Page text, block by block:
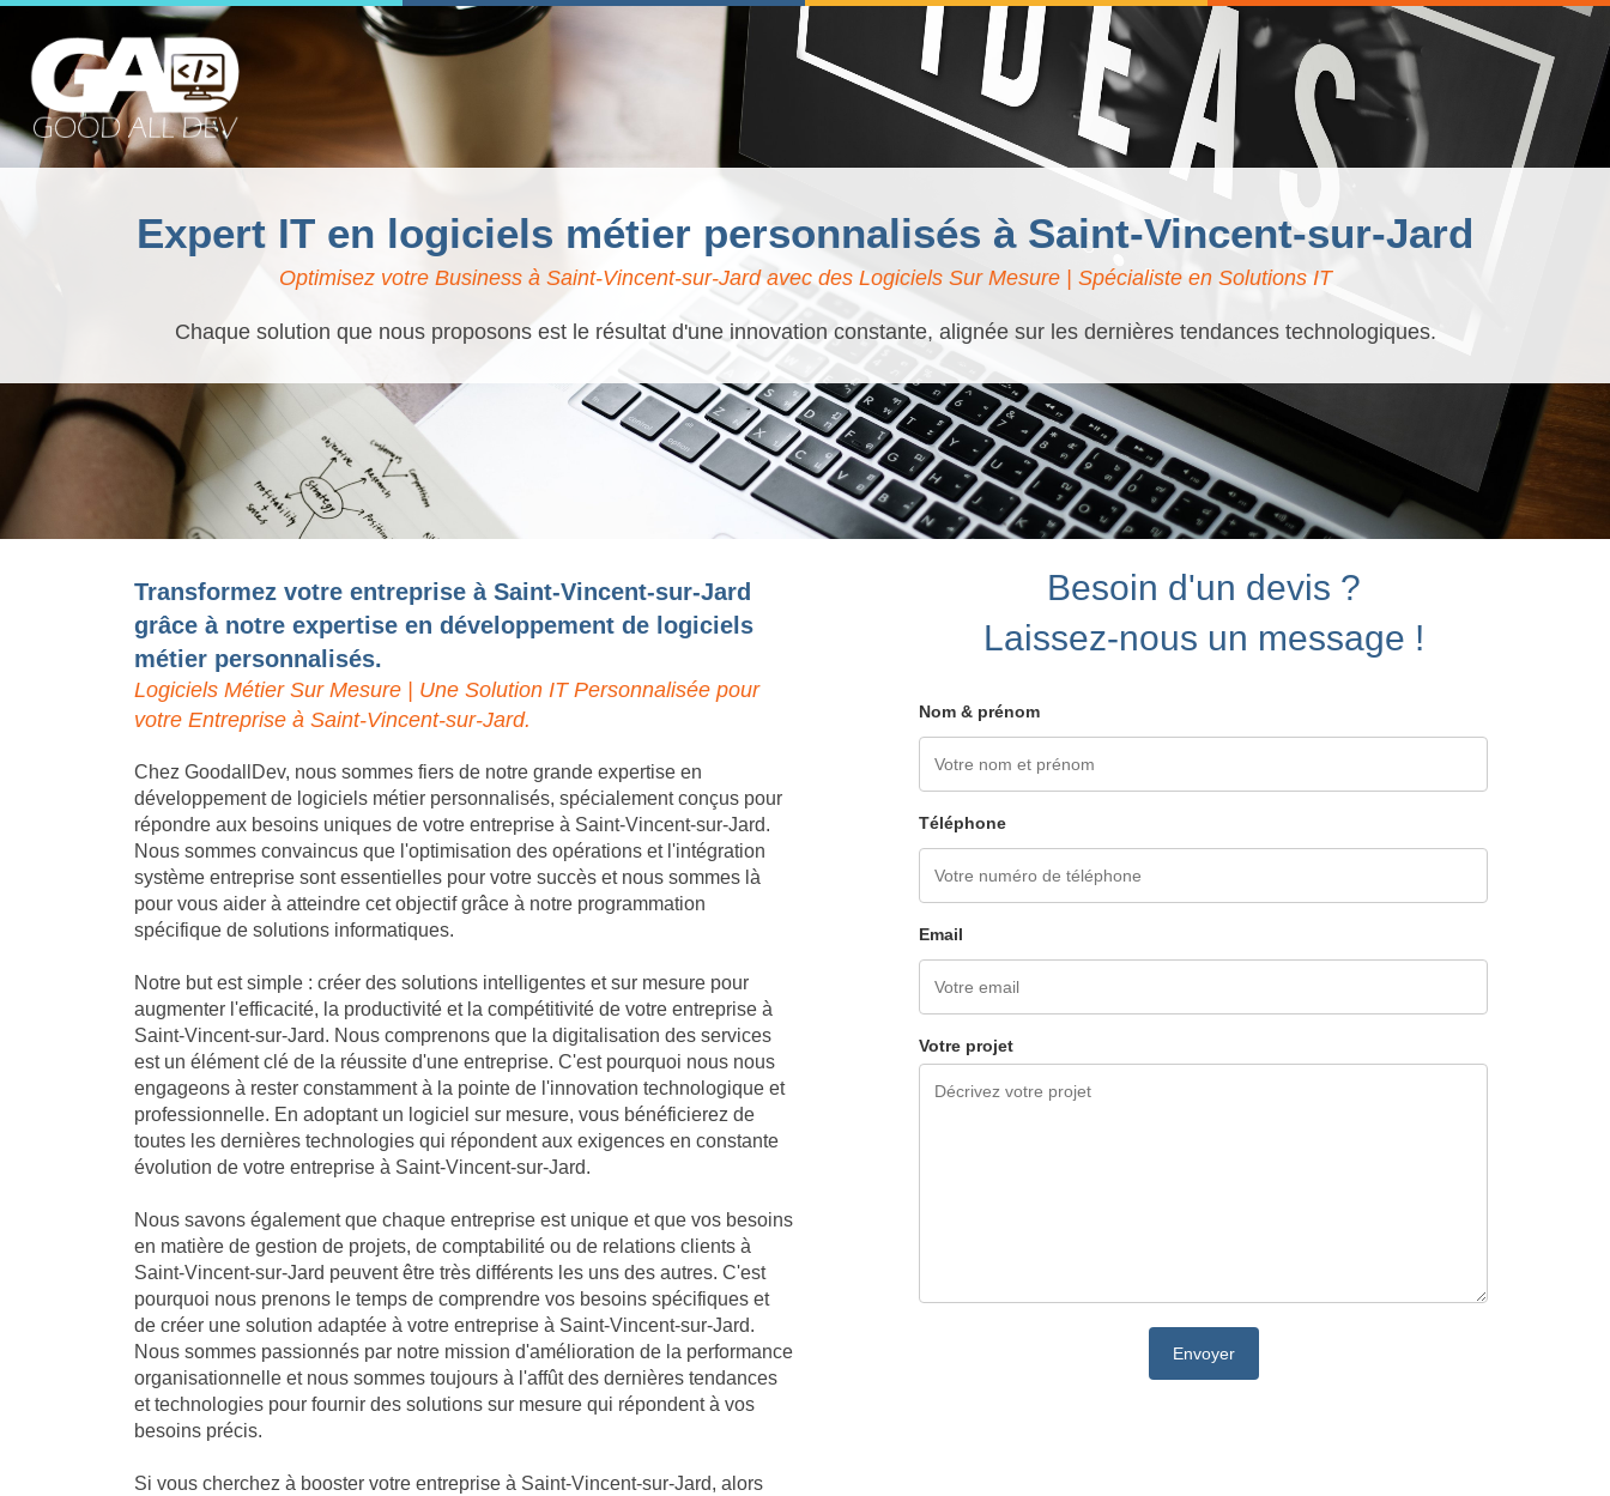
Expert IT en logiciels métier personnalisés à Saint-Vincent-sur-Jard
Optimisez votre Business à Saint-Vincent-sur-Jard avec des Logiciels Sur Mesure | Spécialiste en Solutions IT
Chaque solution que nous proposons est le résultat d'une innovation constante, alignée sur les dernières tendances technologiques.
Transformez votre entreprise à Saint-Vincent-sur-Jard
grâce à notre expertise en développement de logiciels
métier personnalisés.
Logiciels Métier Sur Mesure | Une Solution IT Personnalisée pour
votre Entreprise à Saint-Vincent-sur-Jard.
Chez GoodallDev, nous sommes fiers de notre grande expertise en
développement de logiciels métier personnalisés, spécialement conçus pour
répondre aux besoins uniques de votre entreprise à Saint-Vincent-sur-Jard.
Nous sommes convaincus que l'optimisation des opérations et l'intégration
système entreprise sont essentielles pour votre succès et nous sommes là
pour vous aider à atteindre cet objectif grâce à notre programmation
spécifique de solutions informatiques.
Notre but est simple : créer des solutions intelligentes et sur mesure pour
augmenter l'efficacité, la productivité et la compétitivité de votre entreprise à
Saint-Vincent-sur-Jard. Nous comprenons que la digitalisation des services
est un élément clé de la réussite d'une entreprise. C'est pourquoi nous nous
engageons à rester constamment à la pointe de l'innovation technologique et
professionnelle. En adoptant un logiciel sur mesure, vous bénéficierez de
toutes les dernières technologies qui répondent aux exigences en constante
évolution de votre entreprise à Saint-Vincent-sur-Jard.
Nous savons également que chaque entreprise est unique et que vos besoins
en matière de gestion de projets, de comptabilité ou de relations clients à
Saint-Vincent-sur-Jard peuvent être très différents les uns des autres. C'est
pourquoi nous prenons le temps de comprendre vos besoins spécifiques et
de créer une solution adaptée à votre entreprise à Saint-Vincent-sur-Jard.
Nous sommes passionnés par notre mission d'amélioration de la performance
organisationnelle et nous sommes toujours à l'affût des dernières tendances
et technologies pour fournir des solutions sur mesure qui répondent à vos
besoins précis.
Si vous cherchez à booster votre entreprise à Saint-Vincent-sur-Jard, alors
Besoin d'un devis ?
Laissez-nous un message !
Nom & prénom
Téléphone
Email
Votre projet